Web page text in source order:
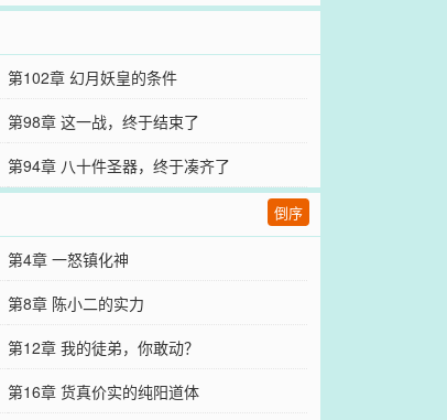
第102章 幻月妖皇的条件
第98章 这一战，终于结束了
第94章 八十件圣器，终于凑齐了
倒序
第4章 一怒镇化神
第8章 陈小二的实力
第12章 我的徒弟，你敢动？
第16章 货真价实的纯阳道体